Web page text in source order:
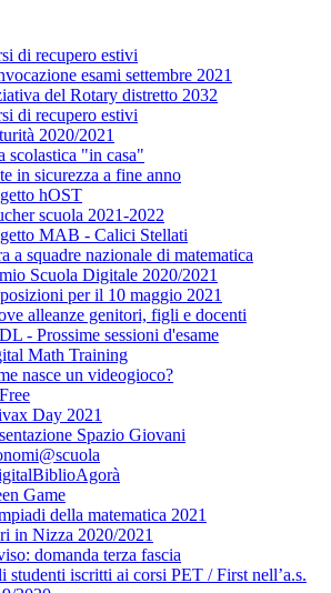
di recupero estivi
esami settembre 2021
del Rotary distretto 2032
di recupero estivi
2020/2021
scolastica "in casa"
in sicurezza a fine anno
hOST
scuola 2021-2022
MAB - Calici Stellati
a squadre nazionale di matematica
Scuola Digitale 2020/2021
per il 10 maggio 2021
alleanze genitori, figli e docenti
- Prossime sessioni d'esame
Math Training
nasce un videogioco?
Day 2021
Spazio Giovani
Game
della matematica 2021
in Nizza 2020/2021
domanda terza fascia
studenti iscritti ai corsi PET / First nell’a.s.